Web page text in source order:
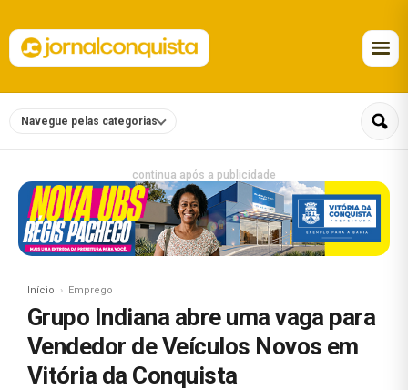
Navegue pelas categorias
continua após a publicidade
Início Emprego
Grupo Indiana abre uma vaga para
Vendedor de Veículos Novos em
Vitória da Conquista